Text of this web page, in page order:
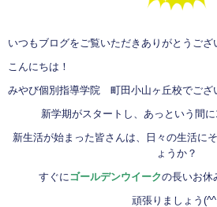
いつもブログをご覧いただきありがとうござ
こんにちは！
みやび個別指導学院 町田小山ヶ丘校でござ
新学期がスタートし、あっという間に
新生活が始まった皆さんは、日々の生活に
ょうか？
すぐにゴールデンウイークの長いお休
頑張りましょう